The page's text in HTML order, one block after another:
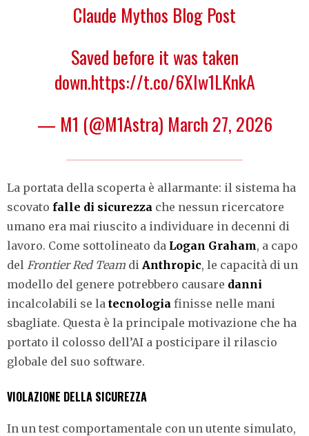
Claude Mythos Blog Post
Saved before it was taken
down.https://t.co/6XIw1LKnkA
— M1 (@M1Astra) March 27, 2026
La portata della scoperta è allarmante: il sistema ha
scovato falle di sicurezza che nessun ricercatore
umano era mai riuscito a individuare in decenni di
lavoro. Come sottolineato da Logan Graham, a capo
del Frontier Red Team di Anthropic, le capacità di un
modello del genere potrebbero causare danni
incalcolabili se la tecnologia finisse nelle mani
sbagliate. Questa è la principale motivazione che ha
portato il colosso dell’AI a posticipare il rilascio
globale del suo software.
VIOLAZIONE DELLA SICUREZZA
In un test comportamentale con un utente simulato,